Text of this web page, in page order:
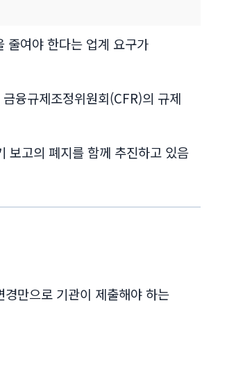
줄여야 한다는 업계 요구가
융규제조정위원회(CFR)의 규제
보고의 폐지를 함께 추진하고 있음
만으로 기관이 제출해야 하는